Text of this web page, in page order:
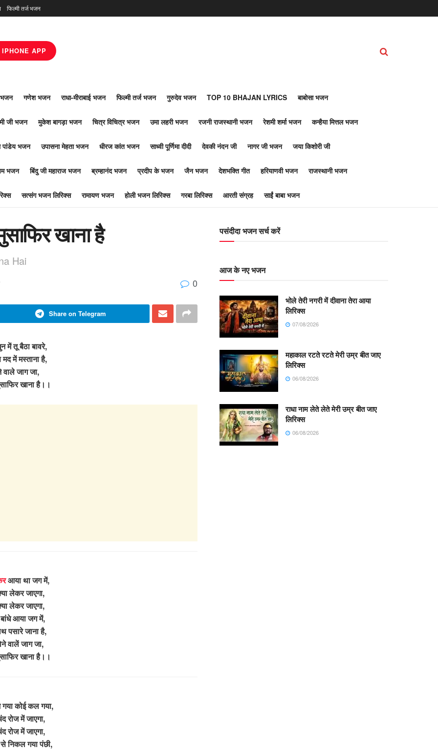
फिल्मी तर्ज भजन
IPHONE APP
भजन गणेश भजन राधा-मीराबाई भजन फिल्मी तर्ज भजन गुरुदेव भजन TOP 10 BHAJAN LYRICS बाबोसा भजन
जी भजन मुकेश बागड़ा भजन चित्र विचित्र भजन उमा लहरी भजन रजनी राजस्थानी भजन रेशमी शर्मा भजन कन्हैया मित्तल भजन
पांडेय भजन उपासना मेहता भजन धीरज कांत भजन साध्वी पूर्णिमा दीदी देवकी नंदन जी नागर जी भजन जया किशोरी जी
भजन बिंदु जी महाराज भजन ब्रम्हानंद भजन प्रदीप के भजन जैन भजन देशभक्ति गीत हरियाणवी भजन राजस्थानी भजन
सत्संग भजन लिरिक्स रामायण भजन होली भजन लिरिक्स गरबा लिरिक्स आरती संग्रह साईं बाबा भजन
खाना है
Hai
0
Share on Telegram
में तू बैठा बावरे,
में मस्ताना है,
वाले जाग जा,
खाना है।।
आया था जग में,
लेकर जाएगा,
लेकर जाएगा,
आया जग में,
पसारे जाना है,
वालें जाग जा,
खाना है।।
कोई कल गया,
रोज में जाएगा,
रोज में जाएगा,
निकल गया पंछी,
पसंदीदा भजन सर्च करें
आज के नए भजन
भोले तेरी नगरी में दीवाना तेरा आया
लिरिक्स
07/08/2026
महाकाल रटते रटते मेरी उम्र बीत जाए
लिरिक्स
06/08/2026
राधा नाम लेते लेते मेरी उम्र बीत जाए
लिरिक्स
06/08/2026